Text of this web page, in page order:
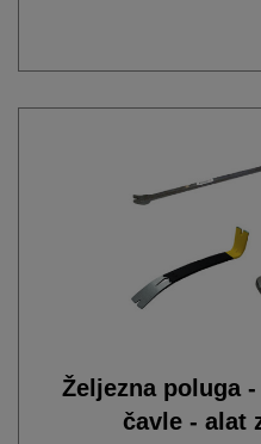
Željezna poluga
čavle - alat